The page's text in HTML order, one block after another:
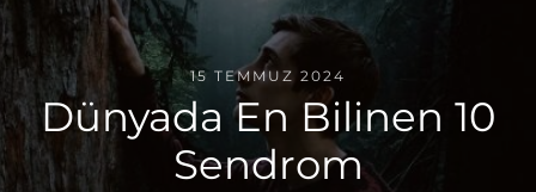
15 TEMMUZ 2024
Dünyada En Bilinen 10
Sendrom